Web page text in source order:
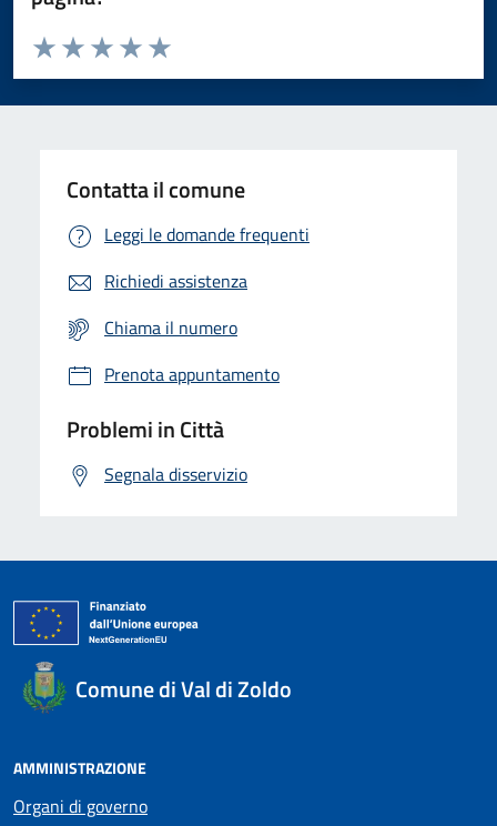
Domanda
Valuta da 1 a 5 stelle la pagina
Valuta 5 stelle su 5
Valuta 4 stelle su 5
Valuta 3 stelle su 5
Valuta 2 stelle su 5
Valuta 1 stelle su 5
Contatta il comune
Leggi le domande frequenti
Richiedi assistenza
Chiama il numero
Prenota appuntamento
Problemi in Città
Segnala disservizio
Comune di Val di Zoldo
AMMINISTRAZIONE
Organi di governo